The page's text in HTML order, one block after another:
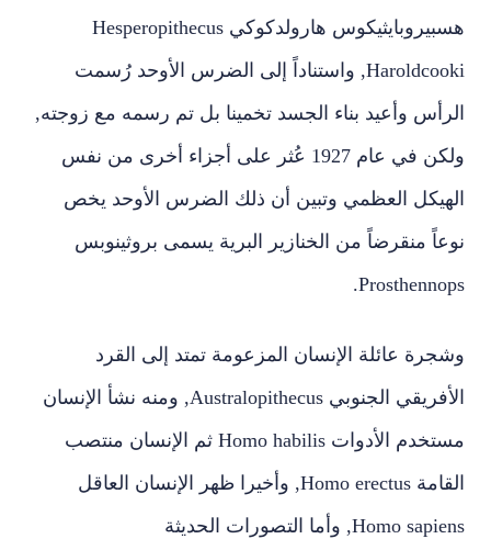
هسبيروبايثيكوس هارولدكوكي Hesperopithecus
Haroldcooki, واستناداً إلى الضرس الأوحد رُسمت
الرأس وأعيد بناء الجسد تخمينا بل تم رسمه مع زوجته,
ولكن في عام 1927 عُثر على أجزاء أخرى من نفس
الهيكل العظمي وتبين أن ذلك الضرس الأوحد يخص
نوعاً منقرضاً من الخنازير البرية يسمى بروثينوبس
Prosthennops
.
وشجرة عائلة الإنسان المزعومة تمتد إلى القرد
الأفريقي الجنوبي Australopithecus, ومنه نشأ الإنسان
مستخدم الأدوات Homo habilis ثم الإنسان منتصب
القامة Homo erectus, وأخيرا ظهر الإنسان العاقل
Homo sapiens, وأما التصورات الحديثة